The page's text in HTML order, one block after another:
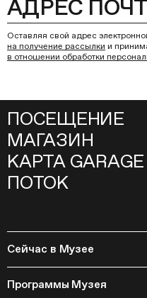
Оставляя свой адрес
на получение рассылки и
в отношении обработки
ПОСЕЩЕНИЕ
МАГАЗИН
КАРТА GARAGE
ПОТОК
Сейчас в Музее
События
Программы Музея